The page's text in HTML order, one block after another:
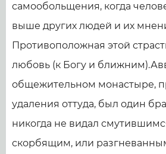
самообольщения, когда
выше других людей и их
Противоположная этой
любовь (к Богу и
общежительном монастыре,
удаления оттуда, был один
никогда не видал
скорбящим, или